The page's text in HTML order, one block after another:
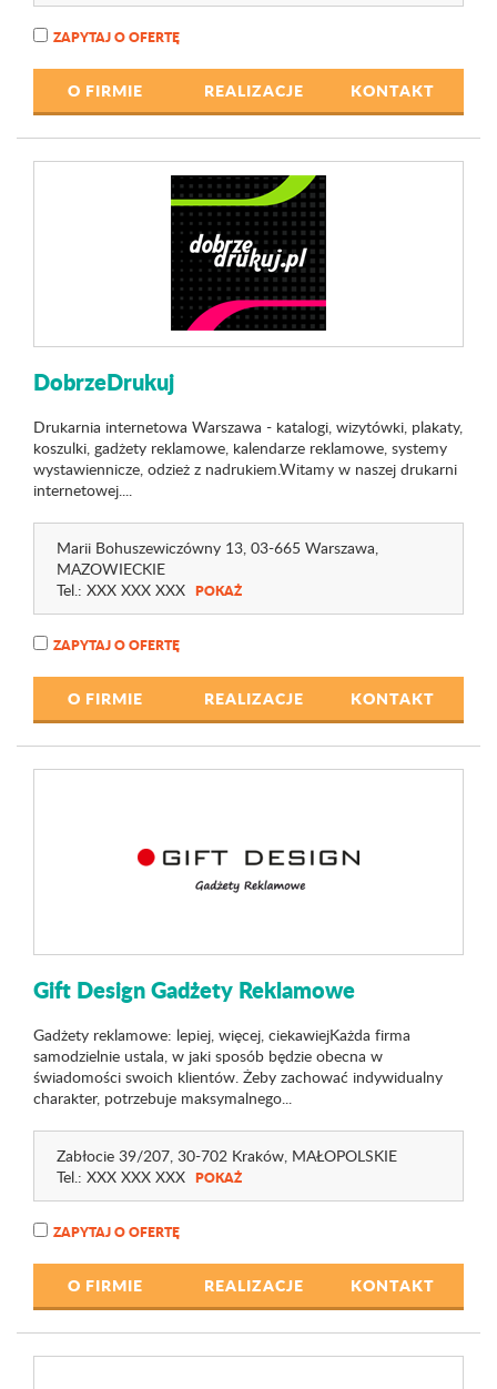
ZAPYTAJ O OFERTĘ
O FIRMIE REALIZACJE KONTAKT
DobrzeDrukuj
Drukarnia internetowa Warszawa - katalogi, wizytówki, plakaty,
koszulki, gadżety reklamowe, kalendarze reklamowe, systemy
wystawiennicze, odzież z nadrukiem.Witamy w naszej drukarni
internetowej....
Marii Bohuszewiczówny 13, 03-665 Warszawa,
MAZOWIECKIE
Tel.: XXX XXX XXX POKAŻ
ZAPYTAJ O OFERTĘ
O FIRMIE REALIZACJE KONTAKT
Gift Design Gadżety Reklamowe
Gadżety reklamowe: lepiej, więcej, ciekawiejKażda firma
samodzielnie ustala, w jaki sposób będzie obecna w
świadomości swoich klientów. Żeby zachować indywidualny
charakter, potrzebuje maksymalnego...
Zabłocie 39/207, 30-702 Kraków, MAŁOPOLSKIE
Tel.: XXX XXX XXX POKAŻ
ZAPYTAJ O OFERTĘ
O FIRMIE REALIZACJE KONTAKT